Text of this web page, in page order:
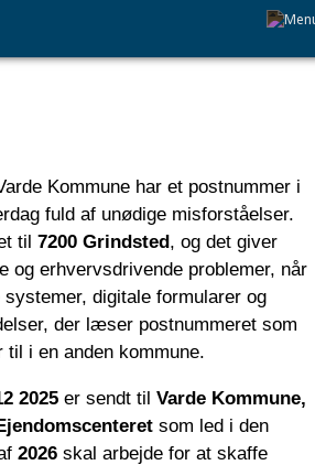
Kommune har et postnummer i
fuld af unødige misforståelser.
til 7200 Grindsted, og det giver
og erhvervsdrivende problemer, når
digitale formularer og
der læser postnummeret som
i en anden kommune.
2025 er sendt til Varde Kommune,
som led i den
2026 skal arbejde for at skaffe